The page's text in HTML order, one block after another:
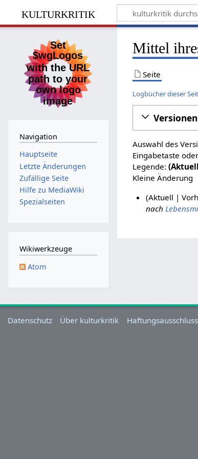
kulturkritik
Mittel
Seite
Logbücher dieser
Auswahl des
Eingabetaste
Legende:
Kleine Änderung
5
Aktuell
nach
Navigation
Hauptseite
Letzte Änderungen
Zufällige Seite
Hilfe zu MediaWiki
Spezialseiten
Wikiwerkzeuge
Atom
Datenschutz Über kulturkritik Haftungsausschluss